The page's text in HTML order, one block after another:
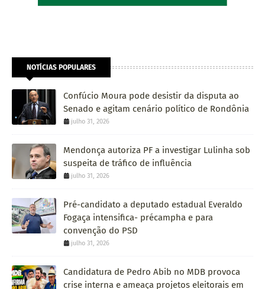
NOTÍCIAS POPULARES
Confúcio Moura pode desistir da disputa ao
Senado e agitam cenário político de Rondônia
julho 31, 2026
Mendonça autoriza PF a investigar Lulinha sob
suspeita de tráfico de influência
julho 31, 2026
Pré-candidato a deputado estadual Everaldo
Fogaça intensifica- précampha e para
convenção do PSD
julho 31, 2026
Candidatura de Pedro Abib no MDB provoca
crise interna e ameaça projetos eleitorais em